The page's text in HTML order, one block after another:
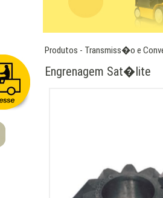
Produtos - Transmiss�o e
Engrenagem Sat�lite